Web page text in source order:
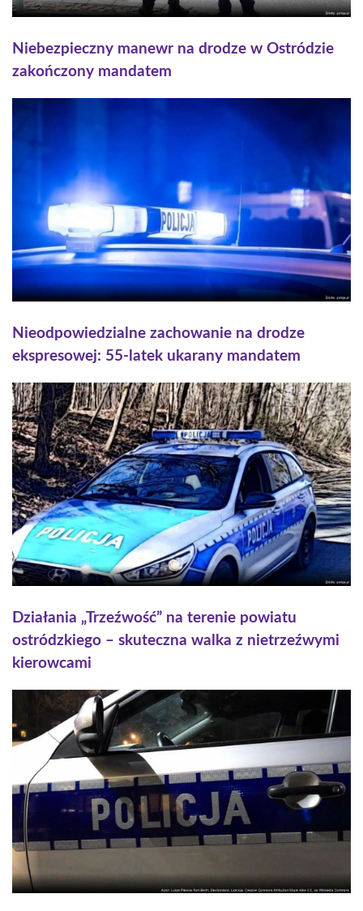
Niebezpieczny manewr na drodze w Ostródzie
zakończony mandatem
Nieodpowiedzialne zachowanie na drodze
ekspresowej: 55-latek ukarany mandatem
Działania „Trzeźwość” na terenie powiatu
ostródzkiego – skuteczna walka z nietrzeźwymi
kierowcami